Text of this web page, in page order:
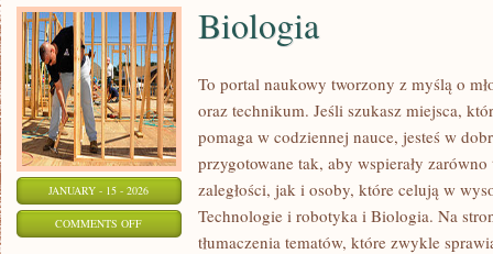
JANUARY - 15 - 2026
COMMENTS OFFON
Biologia
To portal naukowy tworzony z myślą o
oraz technikum. Jeśli szukasz miejsca,
pomaga w codziennej nauce, jesteś w
przygotowane tak, aby wspierały
zaległości, jak i osoby, które celują w
Technologie i robotyka i Biologia. Na
tłumaczenia tematów, które zwykle